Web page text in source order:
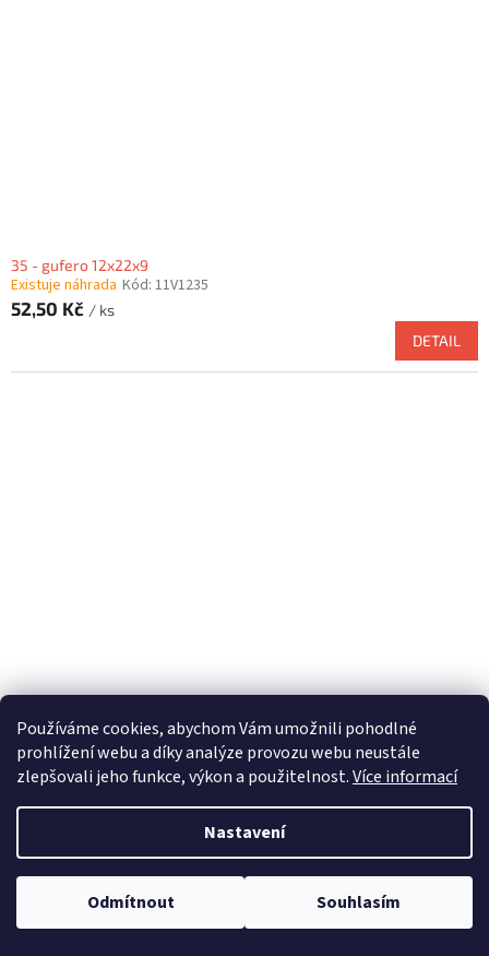
Používáme cookies, abychom Vám umožnili pohodlné
prohlížení webu a díky analýze provozu webu neustále
zlepšovali jeho funkce, výkon a použitelnost.Více informací
Nastavení
Odmítnout Souhlasím
35 - gufero 12x22x9
Existuje náhrada Kód: 11V1235
52,50 Kč / ks
DETAIL
37 - pedál řazení
Existuje náhrada Kód:11V1237
475 Kč/ ks
O